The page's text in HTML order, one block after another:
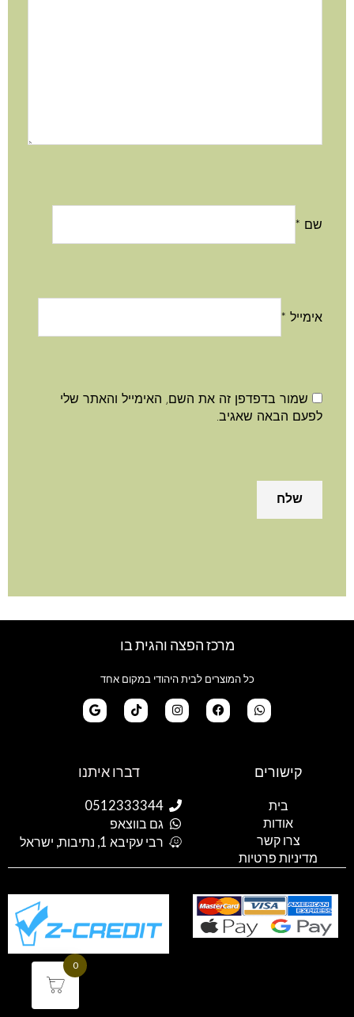
שם *
אימייל *
שמור בדפדפן זה את השם, האימייל והאתר שלי
לפעם הבאה שאגיב.
מרכז הפצה והגית בו
כל המוצרים לבית היהודי במקום אחד
a
p
a
g
r
a
m
k
o
k
o
l
e
קישורים
בית
אודות
צרו קשר
מדיניות פרטיות
דברו איתנו
0512333344
גם בווצאפ
רבי עקיבא 1, נתיבות, ישראל
0